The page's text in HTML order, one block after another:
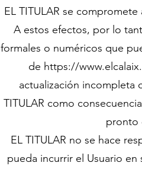
EL TITULAR se
A estos efectos, por lo
formales o numéricos que
de https://
actualización incompleta
TITULAR como
pronto
EL TITULAR no se hace
pueda incurrir el Usuario